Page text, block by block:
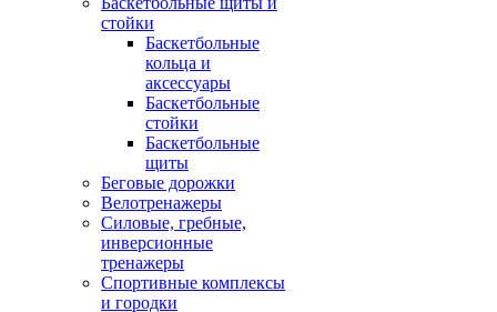
стойки
Баскетбольные
кольца и
аксессуары
Баскетбольные
стойки
Баскетбольные
щиты
Беговые дорожки
Велотренажеры
Силовые, гребные,
инверсионные
тренажеры
Спортивные комплексы
и городки